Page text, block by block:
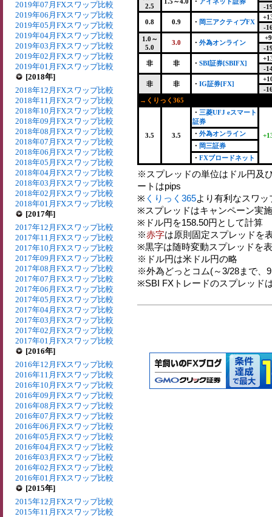
2019年07月FXスワップ比較
2019年06月FXスワップ比較
2019年05月FXスワップ比較
2019年04月FXスワップ比較
2019年03月FXスワップ比較
2019年02月FXスワップ比較
2019年01月FXスワップ比較
[2018年]
2018年12月FXスワップ比較
2018年11月FXスワップ比較
2018年10月FXスワップ比較
2018年09月FXスワップ比較
2018年08月FXスワップ比較
2018年07月FXスワップ比較
2018年06月FXスワップ比較
2018年05月FXスワップ比較
2018年04月FXスワップ比較
2018年03月FXスワップ比較
2018年02月FXスワップ比較
2018年01月FXスワップ比較
[2017年]
2017年12月FXスワップ比較
2017年11月FXスワップ比較
2017年10月FXスワップ比較
2017年09月FXスワップ比較
2017年08月FXスワップ比較
2017年07月FXスワップ比較
2017年06月FXスワップ比較
2017年05月FXスワップ比較
2017年04月FXスワップ比較
2017年03月FXスワップ比較
2017年02月FXスワップ比較
2017年01月FXスワップ比較
[2016年]
2016年12月FXスワップ比較
2016年11月FXスワップ比較
2016年10月FXスワップ比較
2016年09月FXスワップ比較
2016年08月FXスワップ比較
2016年07月FXスワップ比較
2016年06月FXスワップ比較
2016年05月FXスワップ比較
2016年04月FXスワップ比較
2016年03月FXスワップ比較
2016年02月FXスワップ比較
2016年01月FXスワップ比較
[2015年]
2015年12月FXスワップ比較
2015年11月FXスワップ比較
2.5
-
0.8 0.9 ・ 岡三アクティブFX
-
1.0～
5.0
3.0 ・ 外為オンライン
-
非 非 ・ SBI証券[SBIFX]
-
非 非 ・ IG証券[FX]
-
→くりっく365
3.5 3.5
・ 三菱UFJ eスマート
証券
・ 外為オンライン
・ 岡三証券
・ FXブロードネット
※スプレッドの単位はドル円及
ートはpips
※ くりっく365より有利なスワ
※スプレッドはキャンペーン実
※ドル円を158.50円として計算
※赤字は原則固定スプレッドを
※黒字は随時変動スプレッドを
※ドル円は米ドル円の略
※外為どっとコム(～3/28まで、
※SBI FXトレードのスプレッド